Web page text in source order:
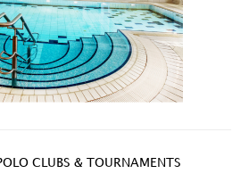
CLUBS & TOURNAMENTS